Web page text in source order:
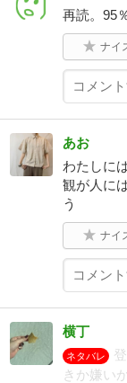
再読。95
ナイ
あお
わたしに
観が人に
う
ナイ
横丁
ネタバレ
きか嫌い